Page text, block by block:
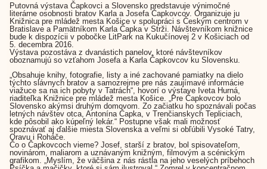
Putovná výstava Čapkovci a Slovensko predstavuje výnimočné
literárne osobnosti bratov Karla a Josefa Čapkovcov. Organizuje ju
Knižnica pre mládež mesta Košice v spolupráci s Českým centrom v
Bratislave a Pamätníkom Karla Čapka v Strži. Návštevníkom knižnice
bude k dispozícii v pobočke LitPark na Kukučínovej 2 v Košiciach od
5. decembra 2016.
Výstava pozostáva z dvanástich panelov, ktoré návštevníkov
oboznamujú so vzťahom Josefa a Karla Čapkovcov ku Slovensku.
„Obsahuje knihy, fotografie, listy a iné zachované pamiatky na dielo
týchto slávnych bratov a samozrejme pre nás zaujímavé informácie
viažuce sa na ich pobyty v Tatrách“, hovorí o výstave Iveta Hurná,
riaditeľka Knižnice pre mládež mesta Košice. „Pre Čapkovcov bolo
Slovensko akýmsi druhým domovom. Zo začiatku ho spoznávali počas
letných návštev otca, Antonína Čapka, v Trenčianskych Tepliciach,
kde pôsobil ako kúpeľný lekár.“ Postupne však mali možnosť
spoznávať aj ďalšie miesta Slovenska a veľmi si obľúbili Vysoké Tatry,
Oravu i Roháče.
Čo o Čapkovcoch vieme? Josef, starší z bratov, bol spisovateľom,
novinárom, maliarom a uznávaným knižným, filmovým a scénickým
grafikom. „Myslím, že väčšina z nás rástla na jeho veselých príbehoch